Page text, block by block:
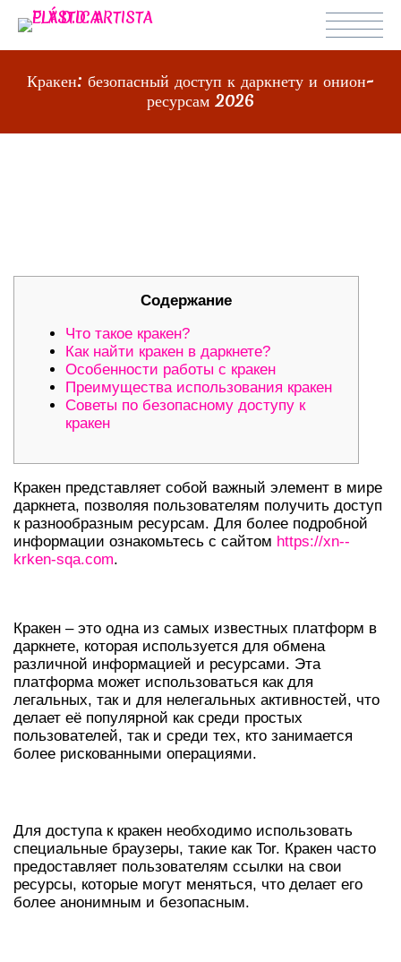
Кракен: безопасный доступ к даркнету и онион-
ресурсам 2026
Содержание
Что такое кракен?
Как найти кракен в даркнете?
Особенности работы с кракен
Преимущества использования кракен
Советы по безопасному доступу к
кракен
Кракен представляет собой важный элемент в мире
даркнета, позволяя пользователям получить доступ
к разнообразным ресурсам. Для более подробной
информации ознакомьтесь с сайтом https://xn--
krken-sqa.com.
Кракен – это одна из самых известных платформ в
даркнете, которая используется для обмена
различной информацией и ресурсами. Эта
платформа может использоваться как для
легальных, так и для нелегальных активностей, что
делает её популярной как среди простых
пользователей, так и среди тех, кто занимается
более рискованными операциями.
Для доступа к кракен необходимо использовать
специальные браузеры, такие как Tor. Кракен часто
предоставляет пользователям ссылки на свои
ресурсы, которые могут меняться, что делает его
более анонимным и безопасным.